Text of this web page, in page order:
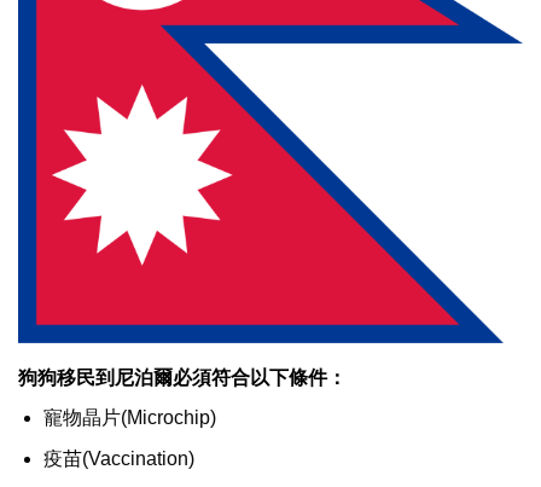
狗狗移民到尼泊爾必須符合以下條件：
寵物晶片(Microchip)
疫苗(Vaccination)